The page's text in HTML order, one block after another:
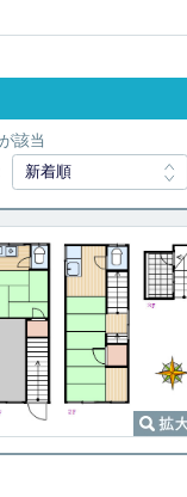
該当
新着順